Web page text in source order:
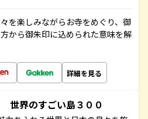
を楽しみながらお寺をめぐり、御
から御朱印に込められた意味を解
詳細を見る
世界のすごい島３００